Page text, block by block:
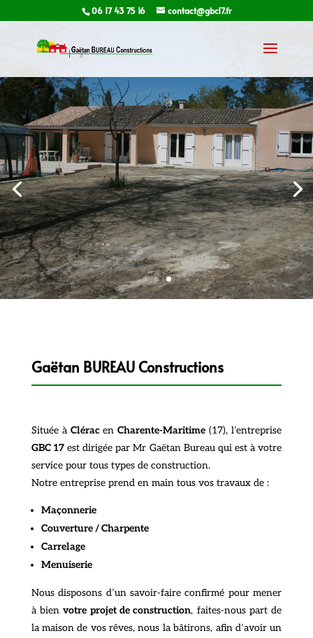
06 17 43 75 16 contact@gbc17.fr
Gaëtan BUREAU
Constructions
Entreprise Générale de
Bâtiment
Gaëtan BUREAU Constructions
Située à CléracenCharente-Maritime (17), l’entreprise
GBC 17est dirigée par Mr Gaëtan Bureau qui est à votre
service pour tous types de construction.
Notre entreprise prend en main tous vos travaux de :
Maçonnerie
Couverture / Charpente
Carrelage
Menuiserie
Nous disposons d’un savoir-faire confirmé pour mener
à bienvotre projet de construction, faites-nous part de
la maison de vos rêves, nous la bâtirons, afin d’avoir un